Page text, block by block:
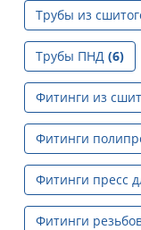
Трубы из
Трубы ПНД (6)
Фитинги из
Фитинги
Фитинги пресс
Фитинги